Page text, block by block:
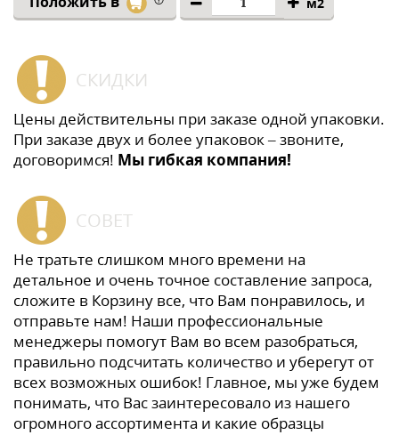
СКИДКИ
Цены действительны при заказе одной упаковки.
При заказе двух и более упаковок – звоните,
договоримся! Мы гибкая компания!
СОВЕТ
Не тратьте слишком много времени на
детальное и очень точное составление запроса,
сложите в Корзину все, что Вам понравилось, и
отправьте нам! Наши профессиональные
менеджеры помогут Вам во всем разобраться,
правильно подсчитать количество и уберегут от
всех возможных ошибок! Главное, мы уже будем
понимать, что Вас заинтересовало из нашего
огромного ассортимента и какие образцы